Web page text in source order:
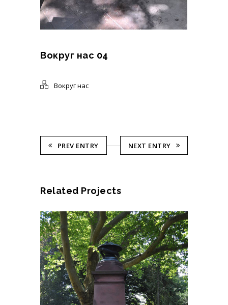
Вокруг нас 04
Вокруг нас
PREV ENTRY NEXT ENTRY
Related Projects